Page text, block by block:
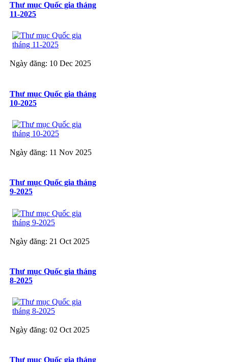
Thư mục Quốc gia tháng
11-2025
Ngày đăng: 10 Dec 2025
Thư mục Quốc gia tháng
10-2025
Ngày đăng: 11 Nov 2025
Thư mục Quốc gia tháng
9-2025
Ngày đăng: 21 Oct 2025
Thư mục Quốc gia tháng
8-2025
Ngày đăng: 02 Oct 2025
Thư mục Quốc gia tháng